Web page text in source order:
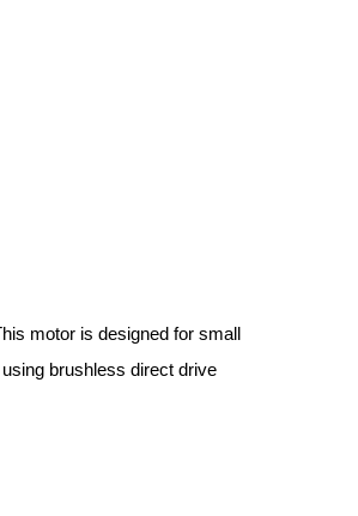
motor is designed for small
brushless direct drive